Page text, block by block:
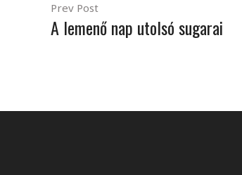
Prev Post
A lemenő nap utolsó sugarai